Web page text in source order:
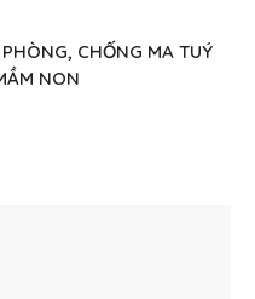
CHỐNG MA TUÝ
NON